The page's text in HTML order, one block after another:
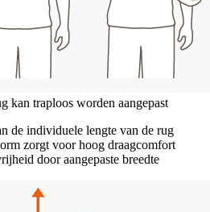
kan traploos worden aangepast
de individuele lengte van de rug
zorgt voor hoog draagcomfort
door aangepaste breedte